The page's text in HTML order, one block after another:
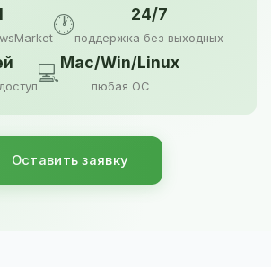
🕐 24/7
поддержка без выходных
💻Mac/Win/Linux
любая ОС
Оставить заявку